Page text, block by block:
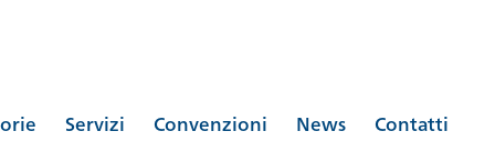
Servizi Convenzioni News Contatti